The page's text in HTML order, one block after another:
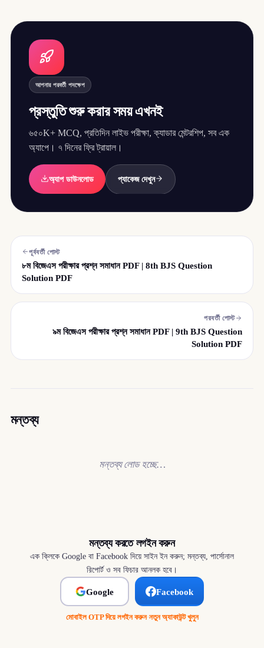
আপনার পরবর্তী পদক্ষেপ
প্রস্তুতি শুরু করার সময় এখনই
৬৫০K+ MCQ, প্রতিদিন লাইভ পরীক্ষা, ক্যাডার মেন্টরশিপ, সব এক
অ্যাপে। ৭ দিনের ফ্রি ট্রায়াল।
অ্যাপ ডাউনলোড প্যাকেজ দেখুন
পূর্ববর্তী পোস্ট
৮ম বিজেএস পরীক্ষার প্রশ্ন সমাধান PDF | 8th BJS Question
Solution PDF
পরবর্তী পোস্ট
৯ম বিজেএস পরীক্ষার প্রশ্ন সমাধান PDF | 9th BJS Question
Solution PDF
মন্তব্য
মন্তব্য লোড হচ্ছে…
মন্তব্য করতে লগইন করুন
এক ক্লিকে Google বা Facebook দিয়ে সাইন ইন করুন; মন্তব্য, পার্সোনাল
রিপোর্ট ও সব ফিচার আনলক হবে।
Google Facebook
মোবাইল OTP দিয়ে লগইন করুন·নতুন অ্যাকাউন্ট খুলুন